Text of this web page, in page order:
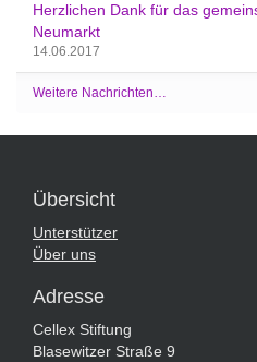
Herzlichen Dank für das
Neumarkt
14.06.2017
Weitere Nachrichten…
Übersicht
Unterstützer
Über uns
Adresse
Cellex Stiftung
Blasewitzer Straße 9